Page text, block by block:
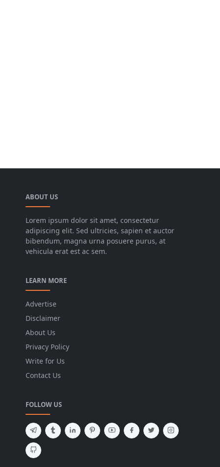
ABOUT US
Lorem ipsum dolor sit amet, consectetur
adipiscing elit. Sed ultricies, sapien et auctor
bibendum, magna urna posuere purus, at
vehicula erat est ac sem.
LEARN MORE
Advertise
Disclaimer
About Us
Privacy Policy
Write for Us
Contact Us
FOLLOW US